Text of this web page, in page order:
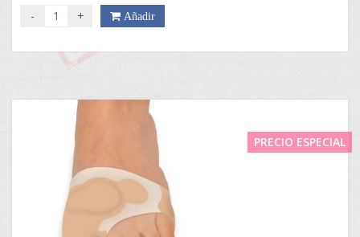
- + Añadir
PRECIO ESPECIAL